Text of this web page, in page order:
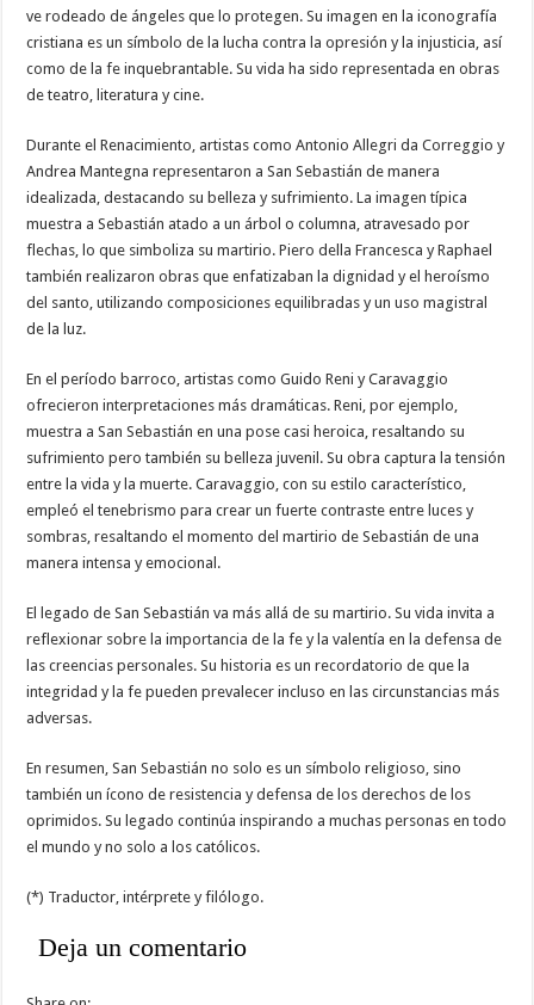
ve rodeado de ángeles que lo protegen. Su imagen en la iconografía
cristiana es un símbolo de la lucha contra la opresión y la injusticia, así
como de la fe inquebrantable. Su vida ha sido representada en obras
de teatro, literatura y cine.
Durante el Renacimiento, artistas como Antonio Allegri da Correggio y
Andrea Mantegna representaron a San Sebastián de manera
idealizada, destacando su belleza y sufrimiento. La imagen típica
muestra a Sebastián atado a un árbol o columna, atravesado por
flechas, lo que simboliza su martirio. Piero della Francesca y Raphael
también realizaron obras que enfatizaban la dignidad y el heroísmo
del santo, utilizando composiciones equilibradas y un uso magistral
de la luz.
En el período barroco, artistas como Guido Reni y Caravaggio
ofrecieron interpretaciones más dramáticas. Reni, por ejemplo,
muestra a San Sebastián en una pose casi heroica, resaltando su
sufrimiento pero también su belleza juvenil. Su obra captura la tensión
entre la vida y la muerte. Caravaggio, con su estilo característico,
empleó el tenebrismo para crear un fuerte contraste entre luces y
sombras, resaltando el momento del martirio de Sebastián de una
manera intensa y emocional.
El legado de San Sebastián va más allá de su martirio. Su vida invita a
reflexionar sobre la importancia de la fe y la valentía en la defensa de
las creencias personales. Su historia es un recordatorio de que la
integridad y la fe pueden prevalecer incluso en las circunstancias más
adversas.
En resumen, San Sebastián no solo es un símbolo religioso, sino
también un ícono de resistencia y defensa de los derechos de los
oprimidos. Su legado continúa inspirando a muchas personas en todo
el mundo y no solo a los católicos.
(*) Traductor, intérprete y filólogo.
Deja un comentario